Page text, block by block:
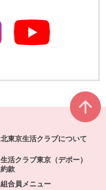
北東京生活クラブについて
生活クラブ東京（デポー）
約款
組合員メニュー